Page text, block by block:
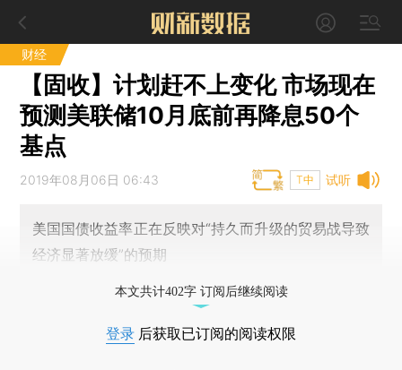
财经
【固收】计划赶不上变化 市场现在
预测美联储10月底前再降息50个
基点
试听
2019年08月06日 06:43 T中
美国国债收益率正在反映对“持久而升级的贸易战导致
经济显著放缓”的预期
本文共计402字 订阅后继续阅读
登录 后获取已订阅的阅读权限